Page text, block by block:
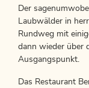
Der
Laubwälder in
Rundweg mit
dann wieder über
Ausgangspunkt.
Das Restaurant